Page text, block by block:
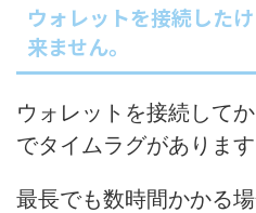
ウォレットを接続した
来ません。
ウォレットを接続して
でタイムラグがあります
最長でも数時間かかる